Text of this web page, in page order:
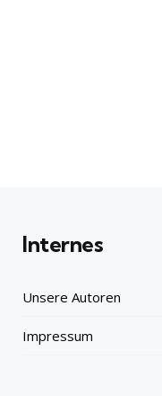
Internes
Unsere Autoren
Impressum